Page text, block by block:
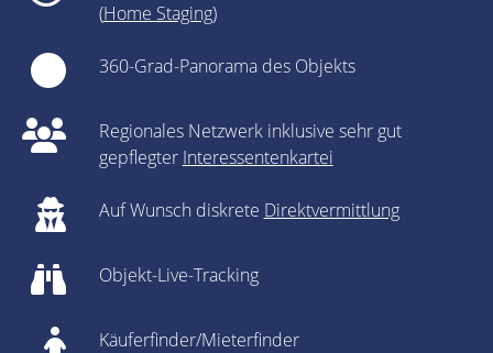
(Home Staging)
360-Grad-Panorama des Objekts
Regionales Netzwerk inklusive sehr gut
gepflegter Interessentenkartei
Auf Wunsch diskrete Direktvermittlung
Objekt-Live-Tracking
Käuferfinder/Mieterfinder